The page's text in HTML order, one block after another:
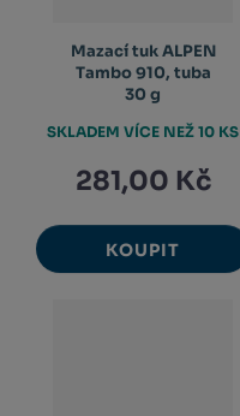
Mazací tuk ALPEN
Tambo 910, tuba
30 g
281,00 Kč
KOUPIT
SKLADEM VÍCE NEŽ 10 KS